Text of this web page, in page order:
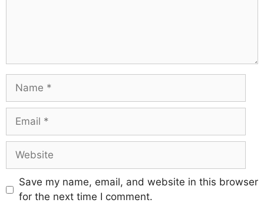
Save my name, email, and website in this browser
for the next time I comment.